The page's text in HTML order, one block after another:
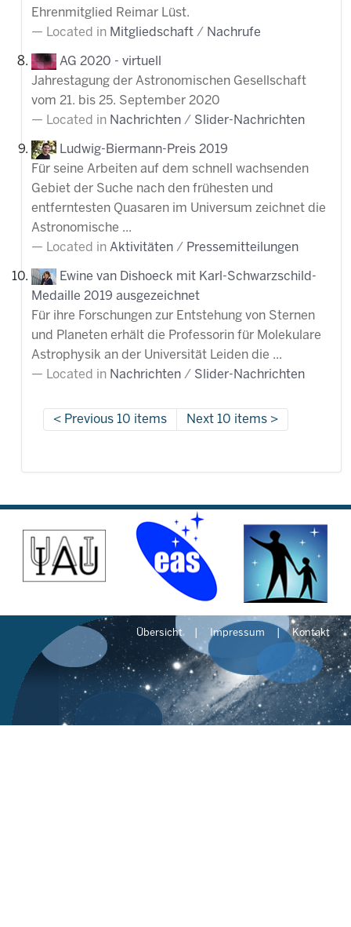
Ehrenmitglied Reimar Lüst.
Located in Mitgliedschaft / Nachrufe
AG 2020 - virtuell
Jahrestagung der Astronomischen Gesellschaft
vom 21. bis 25. September 2020
Located in Nachrichten / Slider-Nachrichten
Ludwig-Biermann-Preis 2019
Für seine Arbeiten auf dem schnell wachsenden
Gebiet der Suche nach den frühesten und
entferntesten Quasaren im Universum zeichnet die
Astronomische ...
Located in Aktivitäten / Pressemitteilungen
Ewine van Dishoeck mit Karl-Schwarzschild-
Medaille 2019 ausgezeichnet
Für ihre Forschungen zur Entstehung von Sternen
und Planeten erhält die Professorin für Molekulare
Astrophysik an der Universität Leiden die ...
Located in Nachrichten / Slider-Nachrichten
Previous 10 items Next 10 items
Übersicht Impressum Kontakt